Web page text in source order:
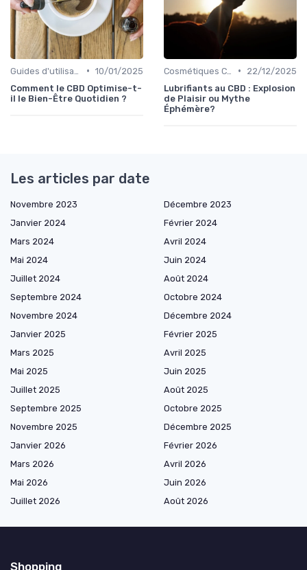
• 10/01/2025
Comment le CBD Optimise-t-
il le Bien-Être Quotidien ?
•
22/12/2025
Lubrifiants au CBD : Explosion
de Plaisir ou Mythe
Éphémère?
Les articles par date
Novembre 2023
Décembre 2023
Janvier 2024
Février 2024
Mars 2024
Avril 2024
Mai 2024
Juin 2024
Juillet 2024
Août 2024
Septembre 2024
Octobre 2024
Novembre 2024
Décembre 2024
Janvier 2025
Février 2025
Mars 2025
Avril 2025
Mai 2025
Juin 2025
Juillet 2025
Août 2025
Septembre 2025
Octobre 2025
Novembre 2025
Décembre 2025
Janvier 2026
Février 2026
Mars 2026
Avril 2026
Mai 2026
Juin 2026
Juillet 2026
Août 2026
Shopping